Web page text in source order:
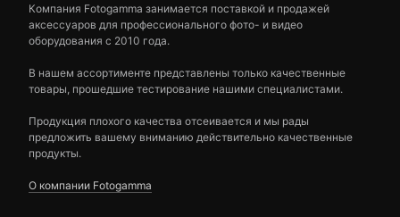
Компания Fotogamma занимается поставкой и продажей
аксессуаров для профессионального фото- и видео
оборудования с 2010 года.
В нашем ассортименте представлены только качественные
товары, прошедшие тестирование нашими специалистами.
Продукция плохого качества отсеивается и мы рады
предложить вашему вниманию действительно качественные
продукты.
О компании Fotogamma